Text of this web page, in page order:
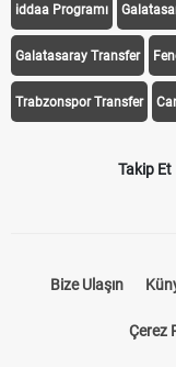
iddaa Programı
Galatasaray Transfer
Trabzonspor Transfer
Takip Et
Bize Ulaşın
Çerez